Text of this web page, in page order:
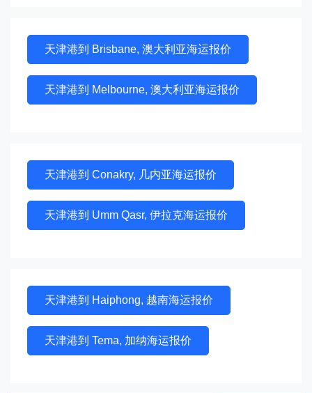
天津港到 Brisbane, 澳大利亚海运报价
天津港到 Melbourne, 澳大利亚海运报价
天津港到 Conakry, 几内亚海运报价
天津港到 Umm Qasr, 伊拉克海运报价
天津港到 Haiphong, 越南海运报价
天津港到 Tema, 加纳海运报价